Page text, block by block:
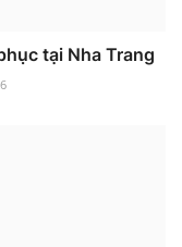
tại Nha Trang